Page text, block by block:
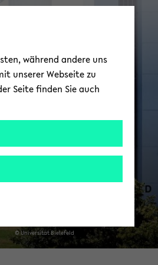
© Uni­ver­si­tät Bie­le­feld
während andere uns
unserer Webseite zu
Seite finden Sie auch